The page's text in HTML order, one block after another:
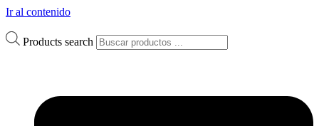
Ir al contenido
Products search